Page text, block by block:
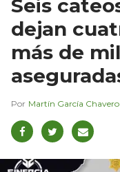
Seis
dejan
más de
Martín García Chavero